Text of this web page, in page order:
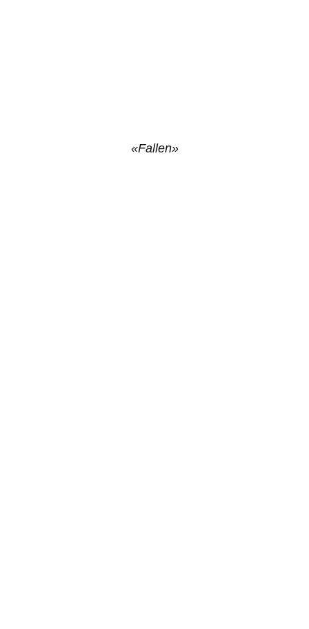
«Fallen»